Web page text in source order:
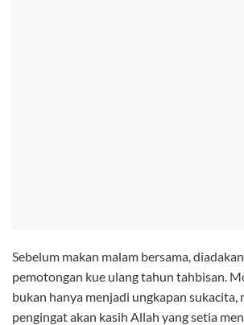
Sebelum makan malam bersama,
pemotongan kue ulang tahun tahbisan.
bukan hanya menjadi ungkapan sukacita,
pengingat akan kasih Allah yang setia